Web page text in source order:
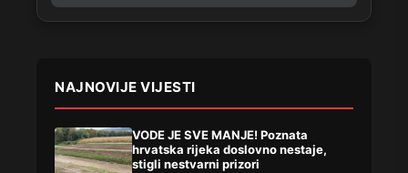
NAJNOVIJE VIJESTI
VODE JE SVE MANJE! Poznata
hrvatska rijeka doslovno nestaje,
stigli nestvarni prizori